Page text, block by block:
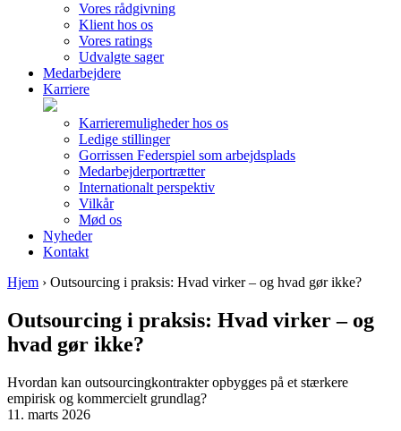
Vores rådgivning
Klient hos os
Vores ratings
Udvalgte sager
Medarbejdere
Karriere
Karrieremuligheder hos os
Ledige stillinger
Gorrissen Federspiel som arbejdsplads
Medarbejderportrætter
Internationalt perspektiv
Vilkår
Mød os
Nyheder
Kontakt
Hjem › Outsourcing i praksis: Hvad virker – og hvad gør ikke?
Outsourcing i praksis: Hvad virker – og
hvad gør ikke?
Hvordan kan outsourcingkontrakter opbygges på et stærkere
empirisk og kommercielt grundlag?
11. marts 2026